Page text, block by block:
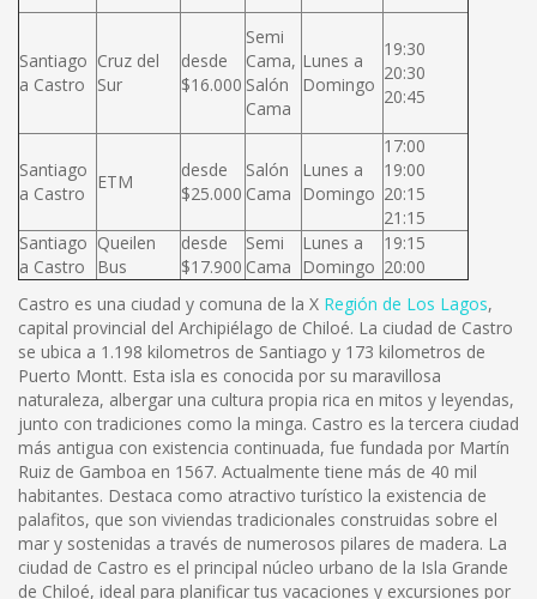
Santiago
a Castro
Cruz del
Sur
desde
$16.000
Semi
Cama,
Salón
Cama
Lunes a
Domingo
19:30
20:30
20:45
Santiago
a Castro
ETM
desde
$25.000
Salón
Cama
Lunes a
Domingo
17:00
19:00
20:15
21:15
Santiago
a Castro
Queilen
Bus
desde
$17.900
Semi
Cama
Lunes a
Domingo
19:15
20:00
Castro es una ciudad y comuna de la X Región de Los Lagos,
capital provincial del Archipiélago de Chiloé. La ciudad de Castro
se ubica a 1.198 kilometros de Santiago y 173 kilometros de
Puerto Montt. Esta isla es conocida por su maravillosa
naturaleza, albergar una cultura propia rica en mitos y leyendas,
junto con tradiciones como la minga. Castro es la tercera ciudad
más antigua con existencia continuada, fue fundada por Martín
Ruiz de Gamboa en 1567. Actualmente tiene más de 40 mil
habitantes. Destaca como atractivo turístico la existencia de
palafitos, que son viviendas tradicionales construidas sobre el
mar y sostenidas a través de numerosos pilares de madera. La
ciudad de Castro es el principal núcleo urbano de la Isla Grande
de Chiloé, ideal para planificar tus vacaciones y excursiones por